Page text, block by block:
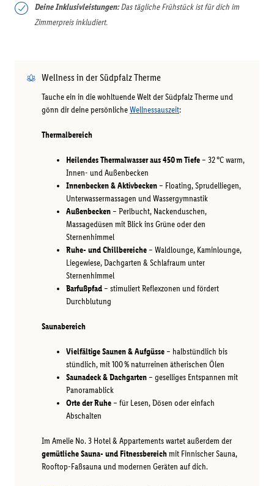
Deine Inklusivleistungen:Das tägliche Frühstück ist für dich im
Zimmerpreis inkludiert.
Wellness in der Südpfalz Therme
Tauche ein in die wohltuende Welt der Südpfalz Therme und
gönn dir deine persönlicheWellnessauszeit:
Thermalbereich
Heilendes Thermalwasser aus 450 m Tiefe– 32 °C warm,
Innen- und Außenbecken
Innenbecken & Aktivbecken– Floating, Sprudelliegen,
Unterwassermassagen und Wassergymnastik
Außenbecken– Perlbucht, Nackenduschen,
Massagedüsen mit Blick ins Grüne oder den
Sternenhimmel
Ruhe- und Chillbereiche– Waldlounge, Kaminlounge,
Liegewiese, Dachgarten & Schlafraum unter
Sternenhimmel
Barfußpfad– stimuliert Reflexzonen und fördert
Durchblutung
Saunabereich
Vielfältige Saunen & Aufgüsse– halbstündlich bis
stündlich, mit 100 % naturreinen ätherischen Ölen
Saunadeck & Dachgarten– geselliges Entspannen mit
Panoramablick
Orte der Ruhe– für Lesen, Dösen oder einfach
Abschalten
Im Amelie No. 3 Hotel & Appartements wartet außerdem der
gemütliche Sauna- und Fitnessbereichmit Finnischer Sauna,
Rooftop-Faßsauna und modernen Geräten auf dich.